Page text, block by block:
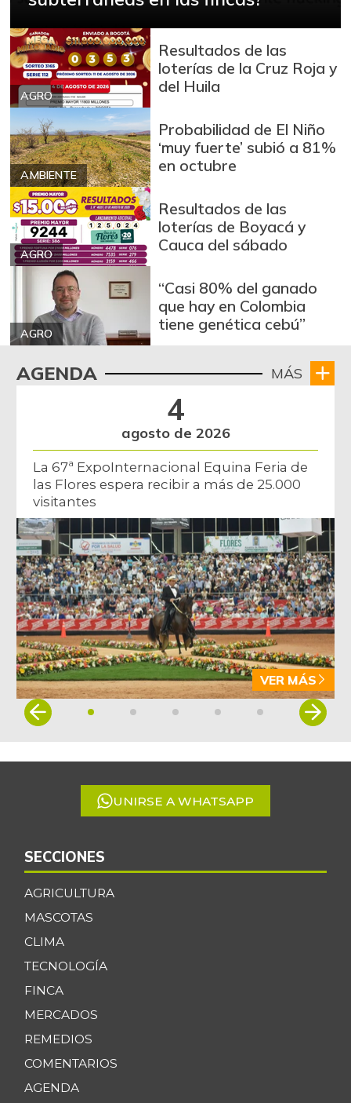
Punta de anca de
res
07/25/2026
Sobrebarriga
07/25/2026
$ 36.600,00
FUENTE: SIPSA (Sistema de Información
de Precios), DANE.
AGRO
Resultados de las
loterías de la Cruz Roja y
del Huila
AMBIENTE
Probabilidad de El Niño
‘muy fuerte’ subió a 81%
en octubre
AGRO
Resultados de las
loterías de Boyacá y
Cauca del sábado
AGRO
“Casi 80% del ganado
que hay en Colombia
tiene genética cebú”
AGENDA MÁS
4
agosto de 2026
La 67ª ExpoInternacional Equina Feria de
las Flores espera recibir a más de 25.000
visitantes
VER MÁS
Item
5
UNIRSE A WHATSAPP
SECCIONES
AGRICULTURA
MASCOTAS
CLIMA
TECNOLOGÍA
FINCA
MERCADOS
REMEDIOS
COMENTARIOS
AGENDA